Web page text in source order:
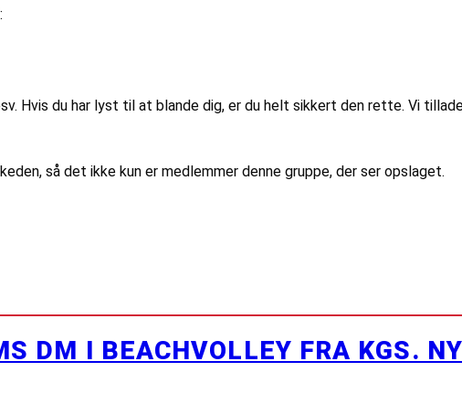
Hvis du har lyst til at blande dig, er du helt sikkert den rette. Vi
så det ikke kun er medlemmer denne gruppe, der ser opslaget.
DM I BEACHVOLLEY FRA KGS.